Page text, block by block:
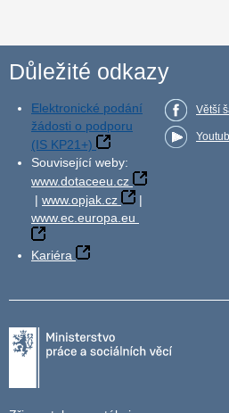
Důležité odkazy
Elektronické podání
žádosti o podporu
(IS KP21+)
Související weby:
www.dotaceeu.cz
| www.opjak.cz
|
www.ec.europa.eu
Kariéra
Větší